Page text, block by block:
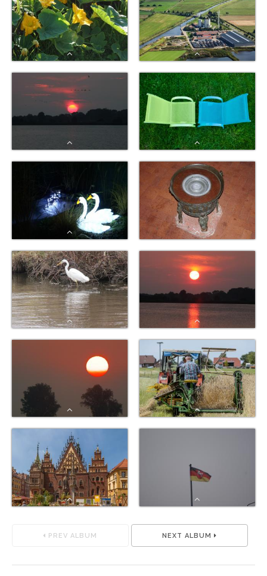
PREV ALBUM NEXT ALBUM